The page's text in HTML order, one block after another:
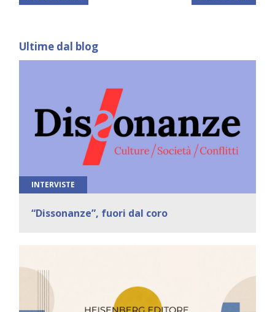
Ultime dal blog
INTERVISTE
“Dissonanze”, fuori dal coro